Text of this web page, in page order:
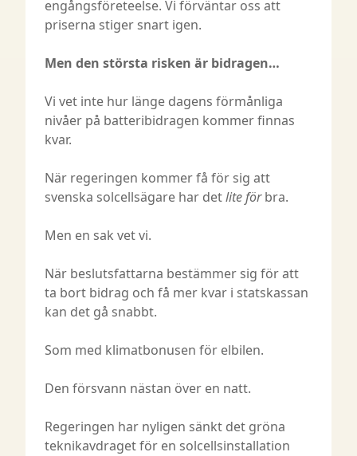
engångsföreteelse. Vi förväntar oss att
priserna stiger snart igen.
Men den största risken är bidragen…
Vi vet inte hur länge dagens förmånliga
nivåer på batteribidragen kommer finnas
kvar.
När regeringen kommer få för sig att
svenska solcellsägare har detlite förbra.
Men en sak vet vi.
När beslutsfattarna bestämmer sig för att
ta bort bidrag och få mer kvar i statskassan
kan det gå snabbt.
Som med klimatbonusen för elbilen.
Den försvann nästan över en natt.
Regeringen har nyligen sänkt det gröna
teknikavdraget för en solcellsinstallation